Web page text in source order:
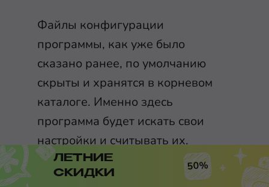
Файлы конфигурации
программы, как уже было
сказано ранее, по умолчанию
скрыты и хранятся в корневом
каталоге. Именно здесь
программа будет искать свои
настройки и считывать их.
Именно поэтому рекомендуется
ЛЕТНИЕ
СКИДКИ
50%